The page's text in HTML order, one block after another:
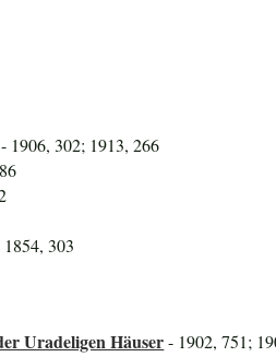
- 1906, 302; 1913, 266
303
Uradeligen Häuser- 1902, 751;